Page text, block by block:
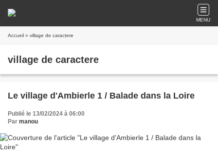
MENU
Accueil » village de caractere
village de caractere
Le village d'Ambierle 1 / Balade dans la Loire
Publié le 13/02/2024 à 06:00
Par manou